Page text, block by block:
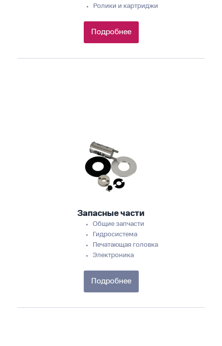
Ролики и картриджи
Подробнее
Запасные части
Общие запчасти
Гидросистема
Печатающая головка
Электроника
Подробнее